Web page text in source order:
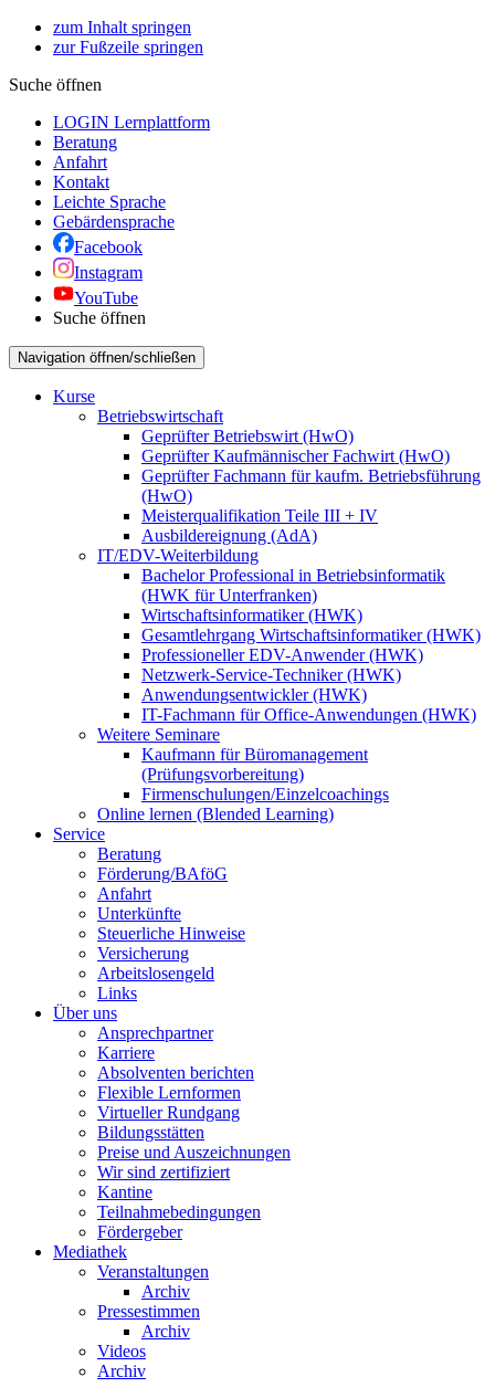
zum Inhalt springen
zur Fußzeile springen
Suche öffnen
LOGIN Lernplattform
Beratung
Anfahrt
Kontakt
Leichte Sprache
Gebärdensprache
Facebook
Instagram
YouTube
Suche öffnen
Navigation öffnen/schließen
Kurse
Betriebswirtschaft
Geprüfter Betriebswirt (HwO)
Geprüfter Kaufmännischer Fachwirt (HwO)
Geprüfter Fachmann für kaufm. Betriebsführung
(HwO)
Meisterqualifikation Teile III + IV
Ausbildereignung (AdA)
IT/EDV-Weiterbildung
Bachelor Professional in Betriebsinformatik
(HWK für Unterfranken)
Wirtschaftsinformatiker (HWK)
Gesamtlehrgang Wirtschaftsinformatiker (HWK)
Professioneller EDV-Anwender (HWK)
Netzwerk-Service-Techniker (HWK)
Anwendungsentwickler (HWK)
IT-Fachmann für Office-Anwendungen (HWK)
Weitere Seminare
Kaufmann für Büromanagement
(Prüfungsvorbereitung)
Firmenschulungen/Einzelcoachings
Online lernen (Blended Learning)
Service
Beratung
Förderung/BAföG
Anfahrt
Unterkünfte
Steuerliche Hinweise
Versicherung
Arbeitslosengeld
Links
Über uns
Ansprechpartner
Karriere
Absolventen berichten
Flexible Lernformen
Virtueller Rundgang
Bildungsstätten
Preise und Auszeichnungen
Wir sind zertifiziert
Kantine
Teilnahmebedingungen
Fördergeber
Mediathek
Veranstaltungen
Archiv
Pressestimmen
Archiv
Videos
Archiv